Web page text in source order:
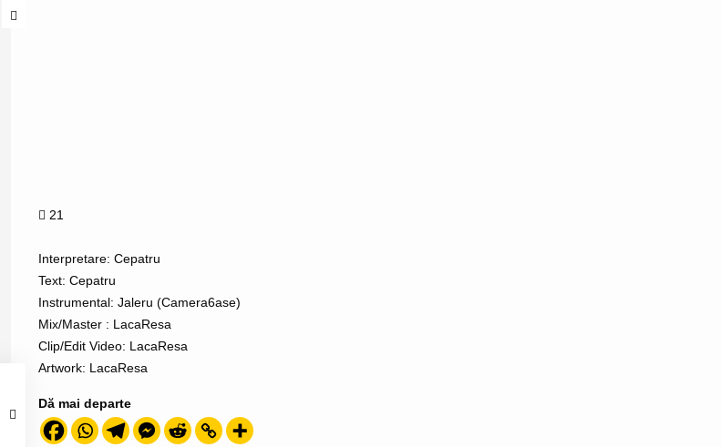
21
Interpretare: Cepatru
Text: Cepatru
Instrumental: Jaleru (Camera6ase)
Mix/Master : LacaResa
Clip/Edit Video: LacaResa
Artwork: LacaResa
Dă mai departe